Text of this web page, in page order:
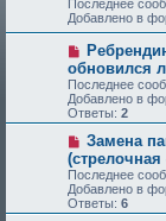
Последнее
Добавлено в
обновился
Последнее
Добавлено в
Ответы: 2
Замена
Последнее
Добавлено в
Ответы: 6